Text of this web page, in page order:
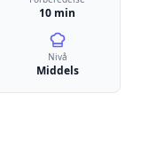
10 min
Nivå
Middels